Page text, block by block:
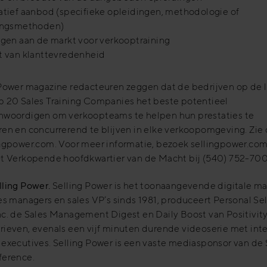
aanbod (specifieke opleidingen, methodologie of
aan de markt voor verkooptraining
van klanttevredenheid
magazine redacteuren zeggen dat de bedrijven op de
20 Sales Training Companies het beste potentieel
om verkoopteams te helpen hun prestaties te
en concurrerend te blijven in elke verkoopomgeving. Zie
Voor meer informatie, bezoek
Verkopende hoofdkwartier van de Macht bij (540) 752-
Power. Selling Power is het toonaangevende digitale
managers en sales VP’s sinds 1981, produceert Personal
de Sales Management Digest en Daily Boost van
evenals een vijf minuten durende videoserie met
Selling Power is een vaste mediasponsor van de